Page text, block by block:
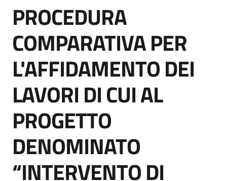
di
acquisto
Supporto
Piattaforme
telematiche
Salta al contenuto
PROCEDURA
COMPARATIVA PER
L'AFFIDAMENTO DEI
LAVORI DI CUI AL
PROGETTO
DENOMINATO
“INTERVENTO DI